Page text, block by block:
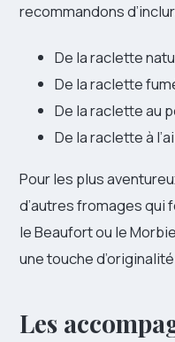
recommandons
De la raclette
De la raclette
De la raclette au
De la raclette à
Pour les plus
d’autres fromages qui
le Beaufort ou le
une touche
Les